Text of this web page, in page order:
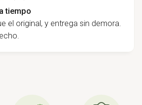
tiempo
el original, y entrega sin demora.